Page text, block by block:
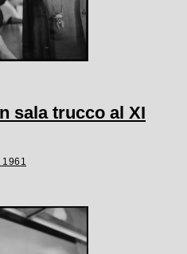
sala trucco al XI